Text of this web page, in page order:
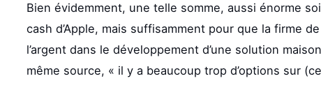
Bien évidemment, une telle somme, aussi énorme
cash d’Apple, mais suffisamment pour que la firme
l’argent dans le développement d’une solution
même source, « il y a beaucoup trop d’options sur